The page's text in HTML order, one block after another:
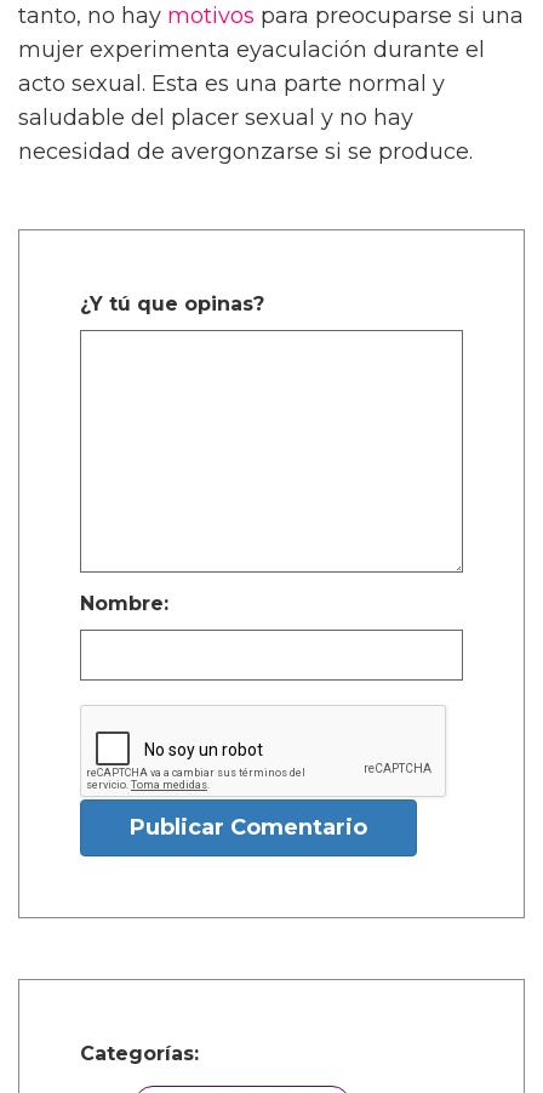
tanto, no hay motivos para preocuparse si una
mujer experimenta eyaculación durante el
acto sexual. Esta es una parte normal y
saludable del placer sexual y no hay
necesidad de avergonzarse si se produce.
¿Y tú que opinas?
Nombre:
Publicar Comentario
Categorías: